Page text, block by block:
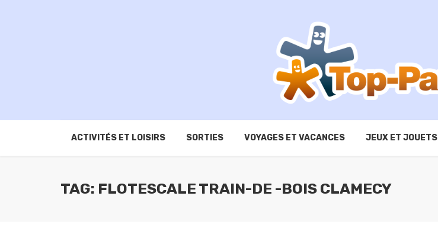
ACTIVITÉS ET LOISIRS SORTIES VOYAGES ET VACANCES JEUX ET JOUETS
TAG: FLOTESCALE TRAIN-DE -BOIS CLAMECY